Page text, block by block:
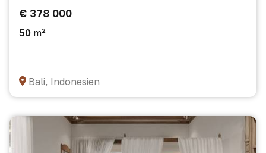
€ 378 000
50 m²
Bali, Indonesien